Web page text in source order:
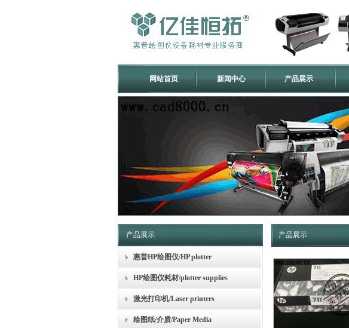
网站首页 新闻中心 产品展示
产品展示
惠普HP绘图仪/HP plotter
HP绘图仪耗材/plotter supplies
激光打印机/Laser printers
绘图纸/介质/Paper Media
产品展示